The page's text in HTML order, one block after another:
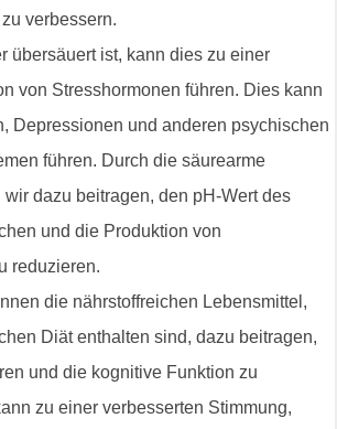
verbessern.
übersäuert ist, kann dies zu einer
von Stresshormonen führen. Dies kann
Depressionen und anderen psychischen
führen. Durch die säurearme
wir dazu beitragen, den pH-Wert des
und die Produktion von
reduzieren.
die nährstoffreichen Lebensmittel,
Diät enthalten sind, dazu beitragen,
und die kognitive Funktion zu
zu einer verbesserten Stimmung,